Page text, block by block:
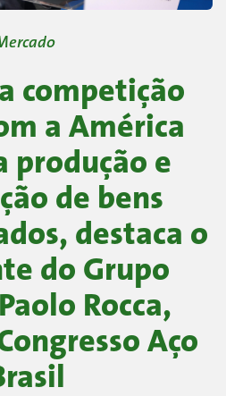
competição
a América
produção e
de bens
destaca o
do Grupo
Rocca,
Aço